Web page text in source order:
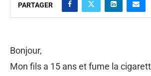
PARTAGER
Bonjour,
Mon fils a 15 ans et fume la